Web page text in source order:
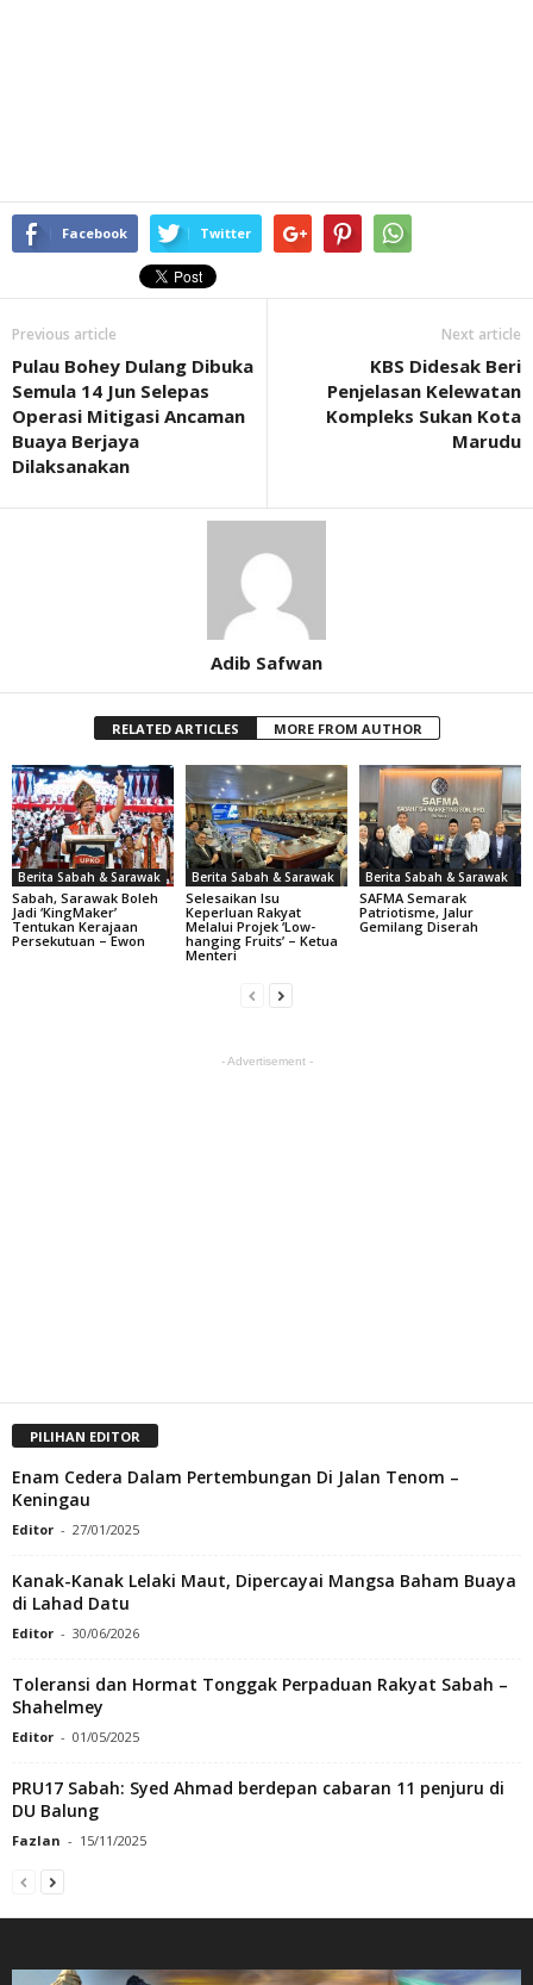
Facebook Twitter
Previous article
Pulau Bohey Dulang Dibuka
Semula 14 Jun Selepas
Operasi Mitigasi Ancaman
Buaya Berjaya
Dilaksanakan
Next article
KBS Didesak Beri
Penjelasan Kelewatan
Kompleks Sukan Kota
Marudu
Adib Safwan
RELATED ARTICLES MORE FROM AUTHOR
Berita Sabah & Sarawak
Sabah, Sarawak Boleh
Jadi ‘KingMaker’
Tentukan Kerajaan
Persekutuan – Ewon
Berita Sabah & Sarawak
Selesaikan Isu
Keperluan Rakyat
Melalui Projek ‘Low-
hanging Fruits’ – Ketua
Menteri
Berita Sabah & Sarawak
SAFMA Semarak
Patriotisme, Jalur
Gemilang Diserah
- Advertisement -
PILIHAN EDITOR
Enam Cedera Dalam Pertembungan Di Jalan Tenom –
Keningau
Editor - 27/01/2025
Kanak-Kanak Lelaki Maut, Dipercayai Mangsa Baham Buaya
di Lahad Datu
Editor - 30/06/2026
Toleransi dan Hormat Tonggak Perpaduan Rakyat Sabah –
Shahelmey
Editor - 01/05/2025
PRU17 Sabah: Syed Ahmad berdepan cabaran 11 penjuru di
DU Balung
Fazlan - 15/11/2025